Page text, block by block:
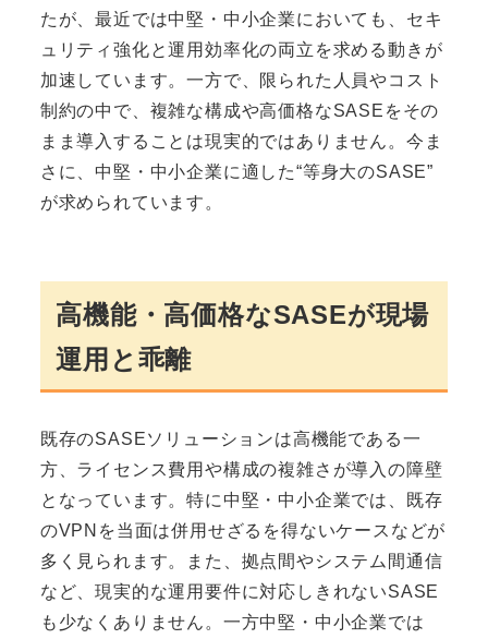
たが、最近では中堅・中小企業においても、セキ
ュリティ強化と運用効率化の両立を求める動きが
加速しています。一方で、限られた人員やコスト
制約の中で、複雑な構成や高価格なSASEをその
まま導入することは現実的ではありません。今ま
さに、中堅・中小企業に適した“等身大のSASE”
が求められています。
高機能・高価格なSASEが現場
運用と乖離
既存のSASEソリューションは高機能である一
方、ライセンス費用や構成の複雑さが導入の障壁
となっています。特に中堅・中小企業では、既存
のVPNを当面は併用せざるを得ないケースなどが
多く見られます。また、拠点間やシステム間通信
など、現実的な運用要件に対応しきれないSASE
も少なくありません。一方中堅・中小企業では